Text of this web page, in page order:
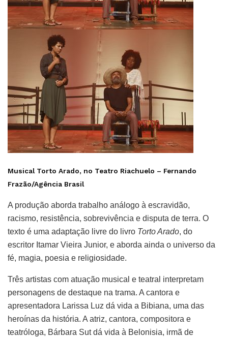
Musical Torto Arado, no Teatro Riachuelo – Fernando
Frazão/Agência Brasil
A produção aborda trabalho análogo à escravidão,
racismo, resistência, sobrevivência e disputa de terra. O
texto é uma adaptação livre do livro Torto Arado, do
escritor Itamar Vieira Junior, e aborda ainda o universo da
fé, magia, poesia e religiosidade.
Três artistas com atuação musical e teatral interpretam
personagens de destaque na trama. A cantora e
apresentadora Larissa Luz dá vida a Bibiana, uma das
heroínas da história. A atriz, cantora, compositora e
teatróloga, Bárbara Sut dá vida à Belonisia, irmã de